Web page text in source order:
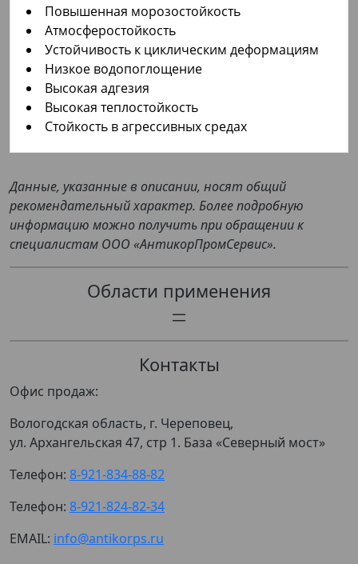
Повышенная морозостойкость
Атмосферостойкость
Устойчивость к циклическим деформациям
Низкое водопоглощение
Высокая адгезия
Высокая теплостойкость
Стойкость в агрессивных средах
Данные, указанные в описании, носят общий
рекомендательный характер. Более подробную
информацию можно получить при обращении к
специалистам ООО «АнтикорПромСервис».
Области применения
Контакты
Офис продаж:
Вологодская область, г. Череповец,
ул. Архангельская 47, стр 1. База «Северный мост»
Телефон: 8-921-834-88-82
Телефон: 8-921-824-82-34
EMAIL: info@antikorps.ru